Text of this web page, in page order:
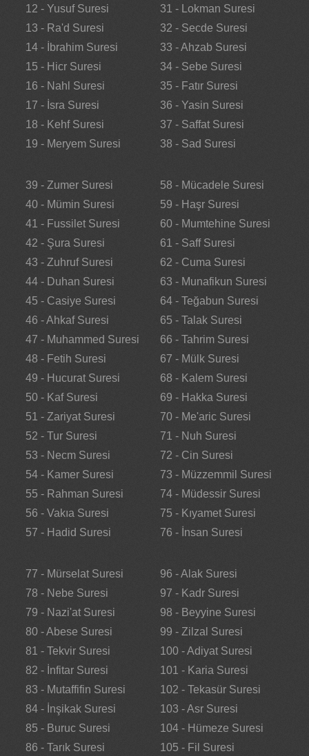
12 - Yusuf Suresi
13 - Ra'd Suresi
14 - İbrahim Suresi
15 - Hicr Suresi
16 - Nahl Suresi
17 - İsra Suresi
18 - Kehf Suresi
19 - Meryem Suresi
31 - Lokman Suresi
32 - Secde Suresi
33 - Ahzab Suresi
34 - Sebe Suresi
35 - Fatır Suresi
36 - Yasin Suresi
37 - Saffat Suresi
38 - Sad Suresi
39 - Zumer Suresi
40 - Mümin Suresi
41 - Fussilet Suresi
42 - Şura Suresi
43 - Zuhruf Suresi
44 - Duhan Suresi
45 - Casiye Suresi
46 - Ahkaf Suresi
47 - Muhammed Suresi
48 - Fetih Suresi
49 - Hucurat Suresi
50 - Kaf Suresi
51 - Zariyat Suresi
52 - Tur Suresi
53 - Necm Suresi
54 - Kamer Suresi
55 - Rahman Suresi
56 - Vakıa Suresi
57 - Hadid Suresi
58 - Mücadele Suresi
59 - Haşr Suresi
60 - Mumtehine Suresi
61 - Saff Suresi
62 - Cuma Suresi
63 - Munafikun Suresi
64 - Teğabun Suresi
65 - Talak Suresi
66 - Tahrim Suresi
67 - Mülk Suresi
68 - Kalem Suresi
69 - Hakka Suresi
70 - Me'aric Suresi
71 - Nuh Suresi
72 - Cin Suresi
73 - Müzzemmil Suresi
74 - Müdessir Suresi
75 - Kıyamet Suresi
76 - İnsan Suresi
77 - Mürselat Suresi
78 - Nebe Suresi
79 - Nazi'at Suresi
80 - Abese Suresi
81 - Tekvir Suresi
82 - İnfitar Suresi
83 - Mutaffifin Suresi
84 - İnşikak Suresi
85 - Buruc Suresi
86 - Tarık Suresi
96 - Alak Suresi
97 - Kadr Suresi
98 - Beyyine Suresi
99 - Zilzal Suresi
100 - Adiyat Suresi
101 - Karia Suresi
102 - Tekasür Suresi
103 - Asr Suresi
104 - Hümeze Suresi
105 - Fil Suresi